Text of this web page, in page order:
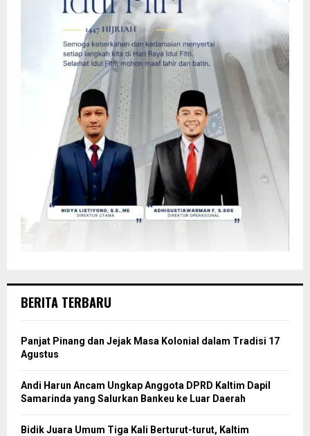
BERITA TERBARU
Panjat Pinang dan Jejak Masa Kolonial dalam Tradisi 17
Agustus
Andi Harun Ancam Ungkap Anggota DPRD Kaltim Dapil
Samarinda yang Salurkan Bankeu ke Luar Daerah
Bidik Juara Umum Tiga Kali Berturut-turut, Kaltim